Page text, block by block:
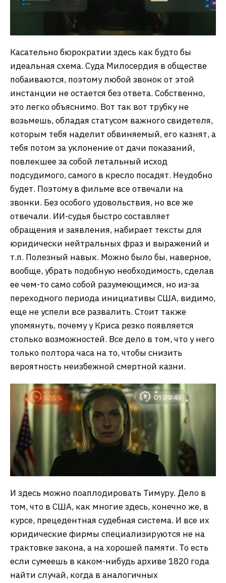
Касательно бюрократии здесь как будто бы
идеальная схема. Суда Милосердия в обществе
побаиваются, поэтому любой звонок от этой
инстанции не остается без ответа. Собственно,
это легко объяснимо. Вот так вот трубку не
возьмешь, обладая статусом важного свидетеля,
которым тебя наделит обвиняемый, его казнят, а
тебя потом за уклонение от дачи показаний,
повлекшее за собой летальный исход
подсудимого, самого в кресло посадят. Неудобно
будет. Поэтому в фильме все отвечали на
звонки. Без особого удовольствия, но все же
отвечали. ИИ-судья быстро составляет
обращения и заявления, набирает тексты для
юридически нейтральных фраз и выражений и
т.п. Полезный навык. Можно было бы, наверное,
вообще, убрать подобную необходимость, сделав
ее чем-то само собой разумеющимся, но из-за
переходного периода инициативы США, видимо,
еще не успели все развалить. Стоит также
упомянуть, почему у Криса резко появляется
столько возможностей. Все дело в том, что у него
только полтора часа на то, чтобы снизить
вероятность неизбежной смертной казни.
И здесь можно поаплодировать Тимуру. Дело в
том, что в США, как многие здесь, конечно же, в
курсе, прецедентная судебная система. И все их
юридические фирмы специализируются не на
трактовке закона, а на хорошей памяти. То есть
если сумеешь в каком-нибудь архиве 1820 года
найти случай, когда в аналогичных